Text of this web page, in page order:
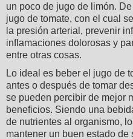
un poco de jugo de limón.
jugo de tomate, con el cual
la presión arterial, prevenir
inflamaciones dolorosas y
entre otras cosas.
Lo ideal es beber el jugo de
antes o después de tomar
se pueden percibir de mejor
beneficios. Siendo una
de nutrientes al organismo,
mantener un buen estado